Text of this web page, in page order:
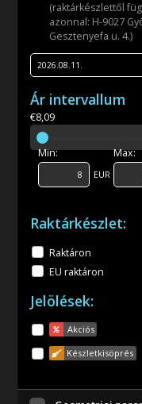
(raktárkészlettől
azonnal: H-9027
Gesztenyefa u. 4.)
Ár intervallum
€8,09
Min:
EUR
Max:
Raktárkészlet:
Raktáron
EU raktáron
Jelölések:
Akciós
Készletkisöprés